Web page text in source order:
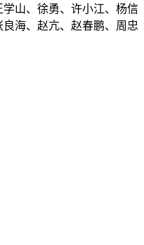
山、徐勇、许小江、杨信
海、赵亢、赵春鹏、周忠